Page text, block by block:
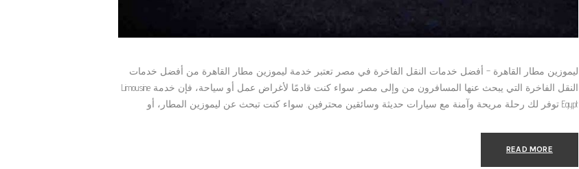
ليموزين مطار القاهرة – أفضل خدمات النقل الفاخرة في مصر تعتبر خدمة ليموزين مطار القاهرة من أفضل خدمات
النقل الفاخرة التي يبحث عنها المسافرون من وإلى مصر. سواء كنت قادمًا لأغراض عمل أو سياحة، فإن خدمة Limousine
Egypt توفر لك رحلة مريحة وآمنة مع سيارات حديثة وسائقين محترفين. سواء كنت تبحث عن ليموزين المطار، أو
READ MORE